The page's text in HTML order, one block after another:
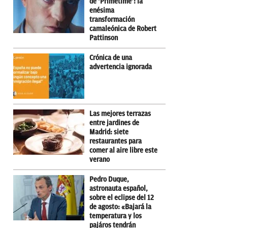
enésima
transformación
camaleónica de Robert
Pattinson
Crónica de una
advertencia ignorada
Las mejores terrazas
entre jardines de
Madrid: siete
restaurantes para
comer al aire libre este
verano
Pedro Duque,
astronauta español,
sobre el eclipse del 12
de agosto: «Bajará la
temperatura y los
pajáros tendrán